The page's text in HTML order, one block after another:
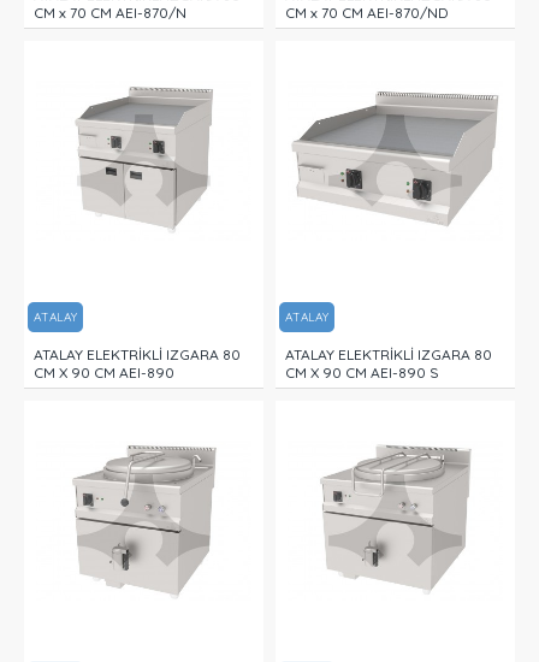
CM x 70 CM AEI-870/N
CM x 70 CM AEI-870/ND
ATALAY
ATALAY ELEKTRİKLİ IZGARA 80
CM X 90 CM AEI-890
ATALAY
ATALAY ELEKTRİKLİ IZGARA 80
CM X 90 CM AEI-890 S